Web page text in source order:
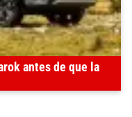
antes de que la